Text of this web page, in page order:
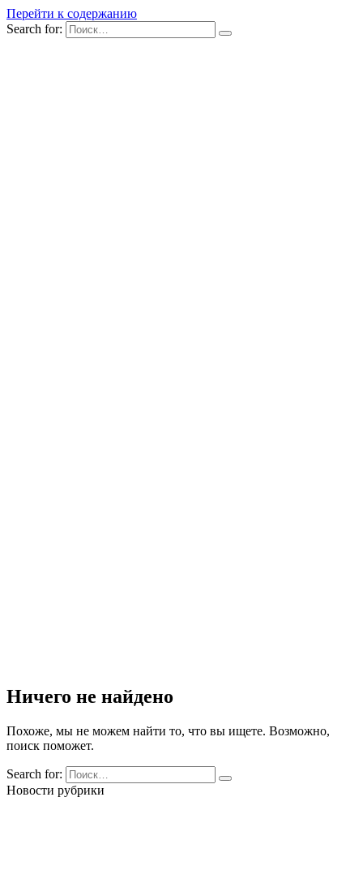
Перейти к содержанию
Search for:
Ничего не найдено
Похоже, мы не можем найти то, что вы ищете. Возможно,
поиск поможет.
Search for:
Новости рубрики